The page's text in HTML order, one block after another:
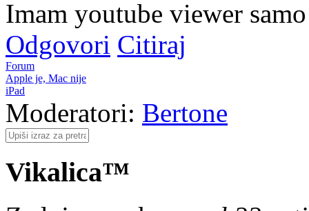
Imam youtube viewer
Odgovori Citiraj
Forum
Apple je, Mac nije
iPad
Moderatori: Bertone
Vikalica™